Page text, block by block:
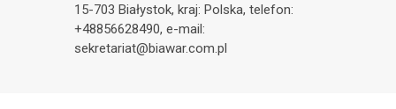
15-703 Białystok, kraj: Polska, telefon:
+48856628490, e-mail:
sekretariat@biawar.com.pl